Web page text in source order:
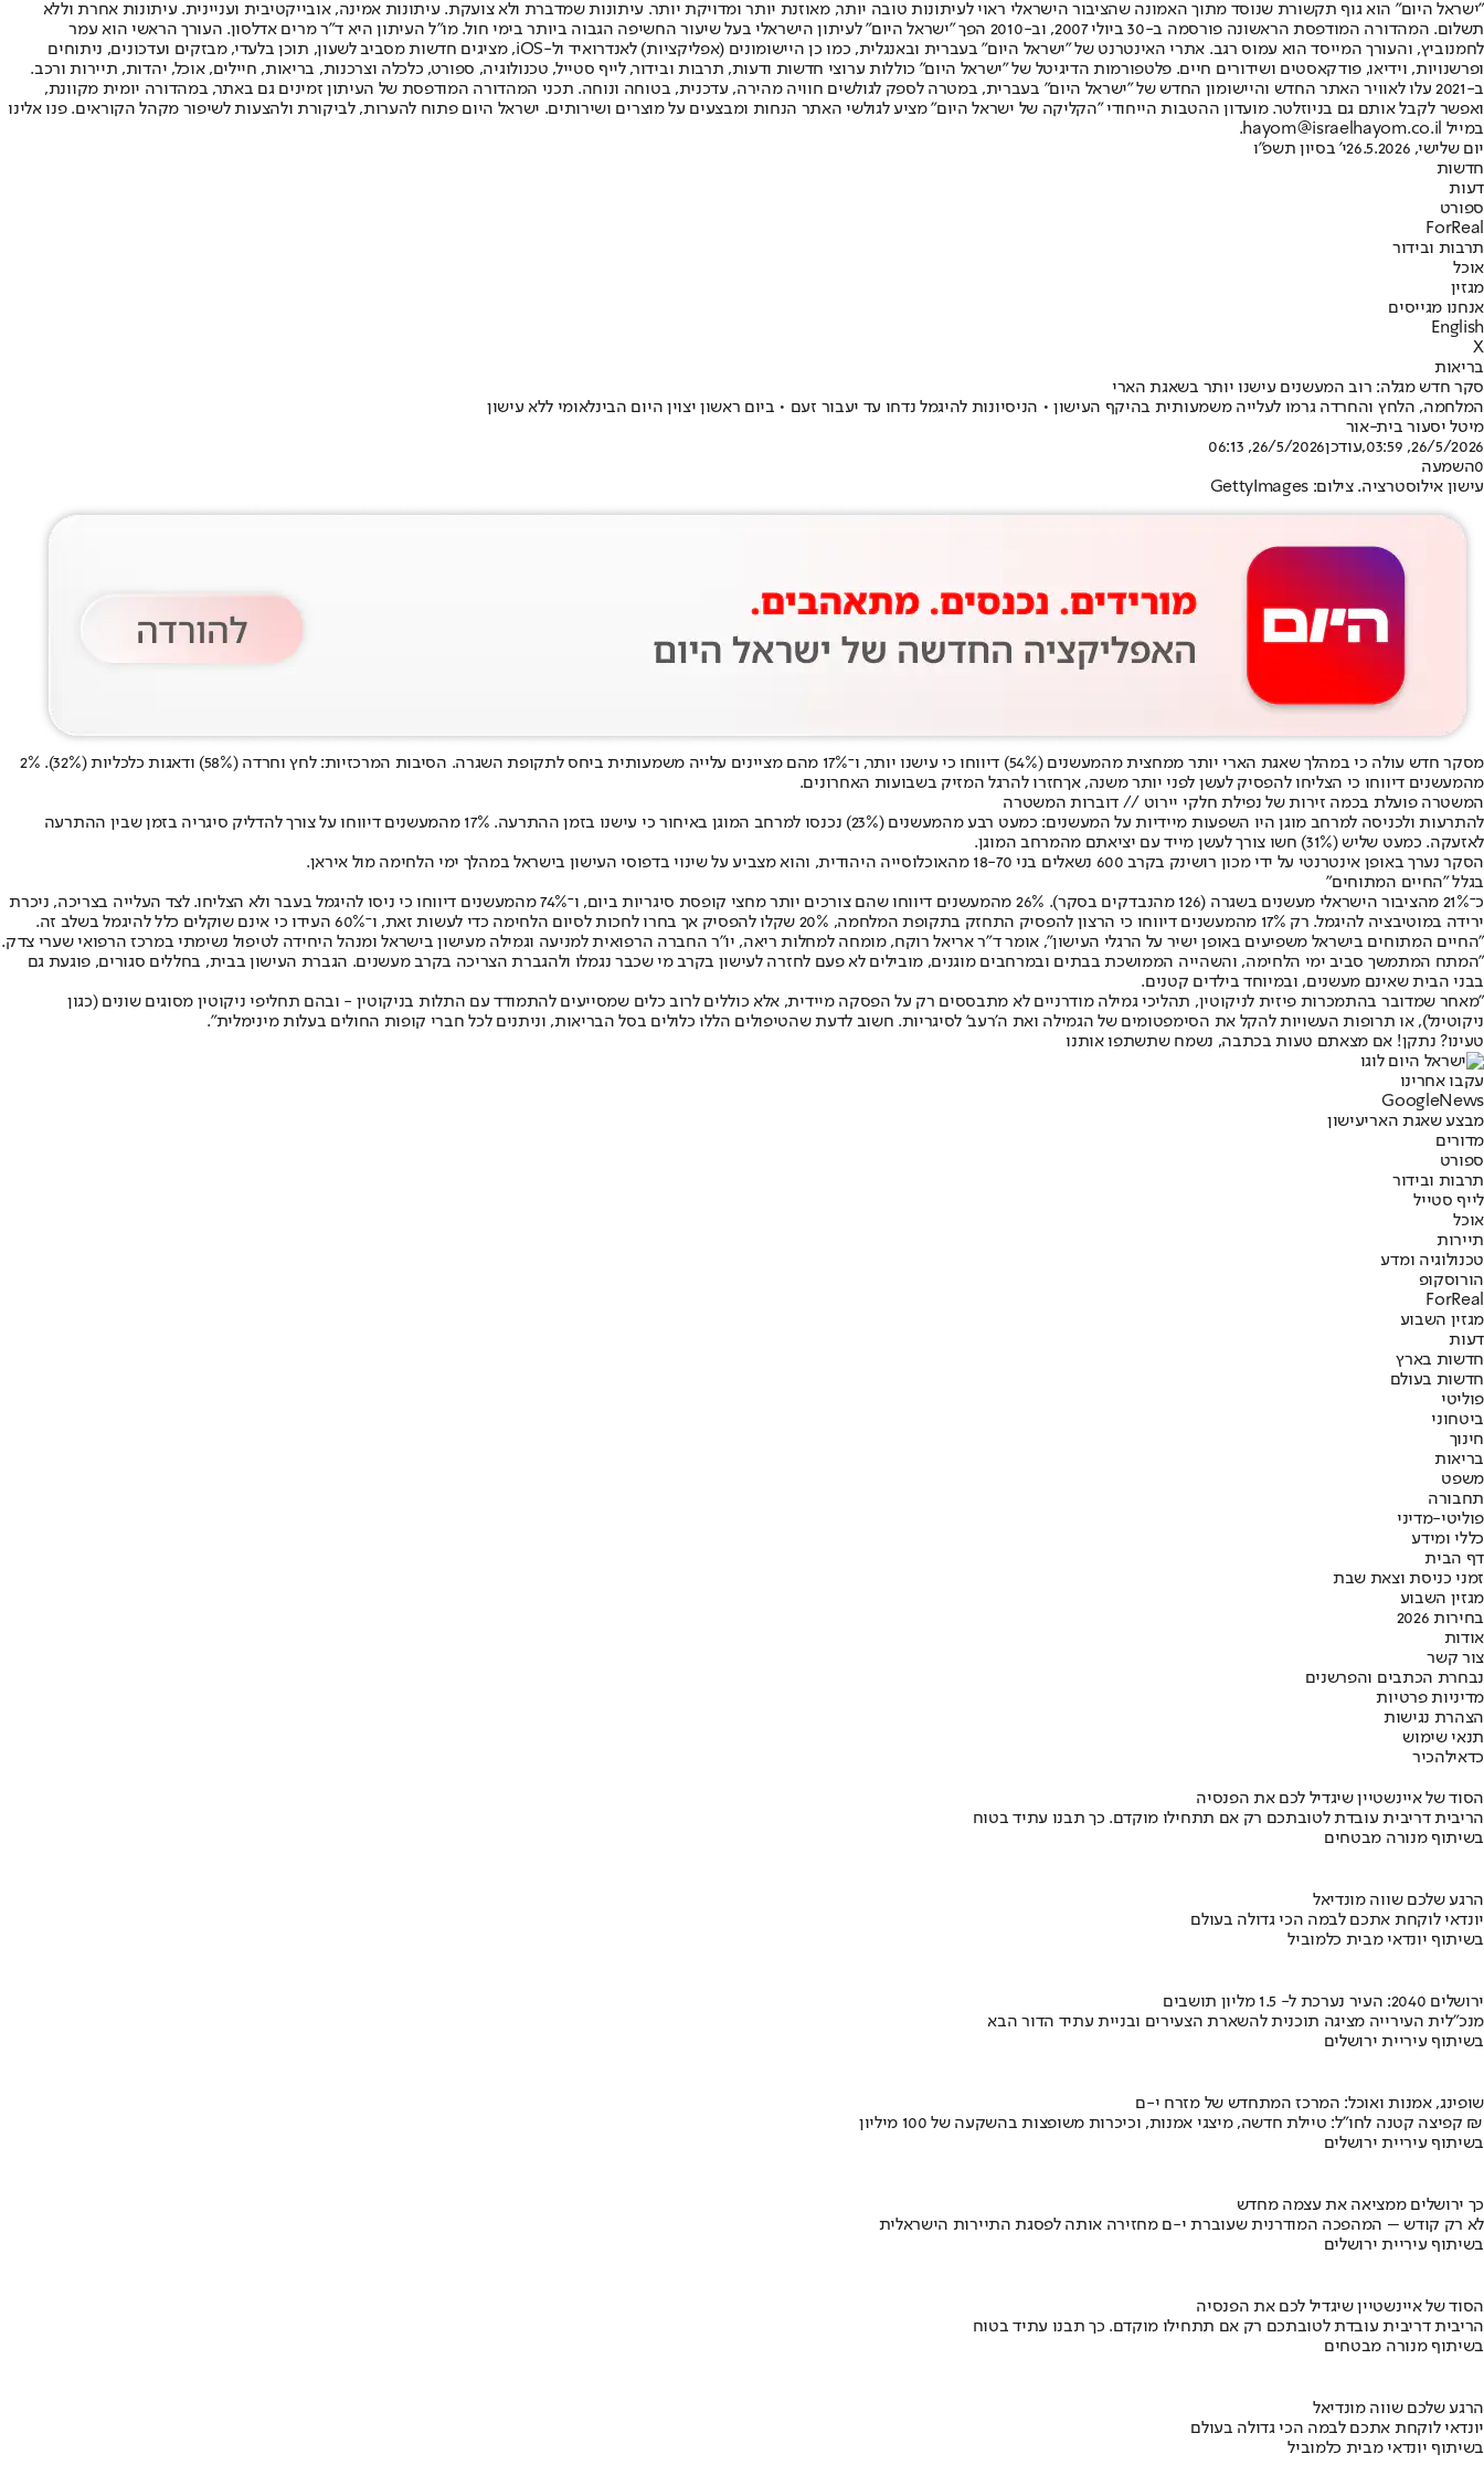
"ישראל היום" הוא גוף תקשורת שנוסד מתוך האמונה שהציבור הישראלי ראוי לעיתונות טובה יותר, מאוזנת יותר ומדויקת יותר. עיתונות שמדברת ולא צועקת. עיתונות אמינה, אובייקטיבית ועניינית. עיתונות אחרת וללא
תשלום. המהדורה המודפסת הראשונה פורסמה ב-30 ביולי 2007, וב-2010 הפך "ישראל היום" לעיתון הישראלי בעל שיעור החשיפה הגבוה ביותר בימי חול. מו"ל העיתון היא ד"ר מרים אדלסון. העורך הראשי הוא עמר
לחמנוביץ, והעורך המייסד הוא עמוס רגב. אתרי האינטרנט של "ישראל היום" בעברית ובאנגלית, כמו כן היישומונים (אפליקציות) לאנדרואיד ול-iOS, מציגים חדשות מסביב לשעון, תוכן בלעדי, מבזקים ועדכונים, ניתוחים
ופרשנויות, וידיאו, פודקאסטים ושידורים חיים. פלטפורמות הדיגיטל של "ישראל היום" כוללות ערוצי חדשות ודעות, תרבות ובידור, לייף סטייל, טכנולוגיה, ספורט, כלכלה וצרכנות, בריאות, חיילים, אוכל, יהדות, תיירות ורכב.
ב-2021 עלו לאוויר האתר החדש והיישומון החדש של "ישראל היום" בעברית, במטרה לספק לגולשים חוויה מהירה, עדכנית, בטוחה ונוחה. תכני המהדורה המודפסת של העיתון זמינים גם באתר, במהדורה יומית מקוונת,
ואפשר לקבל אותם גם בניוזלטר. מועדון ההטבות הייחודי "הקליקה של ישראל היום" מציע לגולשי האתר הנחות ומבצעים על מוצרים ושירותים. ישראל היום פתוח להערות, לביקורת ולהצעות לשיפור מקהל הקוראים. פנו אלינו
במייל hayom@israelhayom.co.il.
יום שלישי, 26.5.2026
י' בסיון תשפ"ו
חדשות
דעות
ספורט
ForReal
תרבות ובידור
אוכל
מגזין
אנחנו מגייסים
English
X
בריאות
סקר חדש מגלה: רוב המעשנים עישנו יותר בשאגת הארי
המלחמה, הלחץ והחרדה גרמו לעלייה משמעותית בהיקף העישון • הניסיונות להיגמל נדחו עד יעבור זעם • ביום ראשון יצוין היום הבינלאומי ללא עישון
מיטל יסעור בית-אור
26/5/2026, 03:59
,עודכן26/5/2026, 06:13
0השמעה
עישון אילוסטרציה. צילום: GettyImages
מסקר חדש עולה כי במהלך שאגת הארי יותר ממחצית מהמעשנים (54%) דיווחו כי עישנו יותר, ו־17% מהם מציינים עלייה משמעותית ביחס לתקופת השגרה. הסיבות המרכזיות: לחץ וחרדה (58%) ודאגות כלכליות (32%). 2%
מהמעשנים דיווחו כי הצליחו להפסיק לעשן לפני יותר משנה, אךחזרו להרגל המזיק בשבועות האחרונים.
המשטרה פועלת בכמה זירות של נפילת חלקי יירוט // דוברות המשטרה
להתרעות ולכניסה למרחב מוגן היו השפעות מיידיות על המעשנים: כמעט רבע מהמעשנים (23%) נכנסו למרחב המוגן באיחור כי עישנו בזמן ההתרעה. 17% מהמעשנים דיווחו על צורך להדליק סיגריה בזמן שבין ההתרעה
לאזעקה. כמעט שליש (31%) חשו צורך לעשן מייד עם יציאתם מהמרחב המוגן.
הסקר נערך באופן אינטרנטי על ידי מכון רושינק בקרב 600 נשאלים בני 18-70 מהאוכלוסייה היהודית, והוא מצביע על שינוי בדפוסי העישון בישראל במהלך ימי הלחימה מול איראן.
בגלל "החיים המתוחים"
כ־21% מהציבור הישראלי מעשנים בשגרה (126 מהנבדקים בסקר). 26% מהמעשנים דיווחו שהם צורכים יותר מחצי קופסת סיגריות ביום, ו־74% מהמעשנים דיווחו כי ניסו להיגמל בעבר ולא הצליחו. לצד העלייה בצריכה, ניכרת
ירידה במוטיבציה להיגמל. רק 17% מהמעשנים דיווחו כי הרצון להפסיק התחזק בתקופת המלחמה, 20% שקלו להפסיק אך בחרו לחכות לסיום הלחימה כדי לעשות זאת, ו־60% העידו כי אינם שוקלים כלל להיגמל בשלב זה.
"החיים המתוחים בישראל משפיעים באופן ישיר על הרגלי העישון", אומר ד"ר אריאל רוקח, מומחה למחלות ריאה, יו"ר החברה הרפואית למניעה וגמילה מעישון בישראל ומנהל היחידה לטיפול נשימתי במרכז הרפואי שערי צדק.
"המתח המתמשך סביב ימי הלחימה, והשהייה הממושכת בבתים ובמרחבים מוגנים, מובילים לא פעם לחזרה לעישון בקרב מי שכבר נגמלו ולהגברת הצריכה בקרב מעשנים. הגברת העישון בבית, בחללים סגורים, פוגעת גם
בבני הבית שאינם מעשנים, ובמיוחד בילדים קטנים.
"מאחר שמדובר בהתמכרות פיזית לניקוטין, תהליכי גמילה מודרניים לא מתבססים רק על הפסקה מיידית, אלא כוללים לרוב כלים שמסייעים להתמודד עם התלות בניקוטין - ובהם תחליפי ניקוטין מסוגים שונים (כגון
ניקוטינל), או תרופות העשויות להקל את הסימפטומים של הגמילה ואת ה'רעב' לסיגריות. חשוב לדעת שהטיפולים הללו כלולים בסל הבריאות, וניתנים לכל חברי קופות החולים בעלות מינימלית".
טעינו? נתקן! אם מצאתם טעות בכתבה, נשמח שתשתפו אותנו
עקבו אחרינו
Googl eNews
מבצע שאגת האריעישון
מדורים
ספורט
תרבות ובידור
לייף סטייל
אוכל
תיירות
טכנולוגיה ומדע
הורוסקופ
ForReal
מגזין השבוע
דעות
חדשות בארץ
חדשות בעולם
פוליטי
ביטחוני
חינוך
בריאות
משפט
תחבורה
פוליטי-מדיני
כללי ומידע
דף הבית
זמני כניסת וצאת שבת
מגזין השבוע
בחירות 2026
אודות
צור קשר
נבחרת הכתבים והפרשנים
מדיניות פרטיות
הצהרת נגישות
תנאי שימוש
כדאילהכיר
הסוד של איינשטיין שיגדיל לכם את הפנסיה
הריבית דריבית עובדת לטובתכם רק אם תתחילו מוקדם. כך תבנו עתיד בטוח
בשיתוף מנורה מבטחים
הרגע שלכם שווה מונדיאל
יונדאי לוקחת אתכם לבמה הכי גדולה בעולם
בשיתוף יונדאי מבית כלמוביל
ירושלים 2040: העיר נערכת ל- 1.5 מליון תושבים
מנכ"לית העירייה מציגה תוכנית להשארת הצעירים ובניית עתיד הדור הבא
בשיתוף עיריית ירושלים
שופינג, אמנות ואוכל: המרכז המתחדש של מזרח י-ם
קפיצה קטנה לחו"ל: טיילת חדשה, מיצגי אמנות, וכיכרות משופצות בהשקעה של 100 מיליון ₪
בשיתוף עיריית ירושלים
כך ירושלים ממציאה את עצמה מחדש
לא רק קודש – המהפכה המודרנית שעוברת י-ם מחזירה אותה לפסגת התיירות הישראלית
בשיתוף עיריית ירושלים
הסוד של איינשטיין שיגדיל לכם את הפנסיה
הריבית דריבית עובדת לטובתכם רק אם תתחילו מוקדם. כך תבנו עתיד בטוח
בשיתוף מנורה מבטחים
הרגע שלכם שווה מונדיאל
יונדאי לוקחת אתכם לבמה הכי גדולה בעולם
בשיתוף יונדאי מבית כלמוביל